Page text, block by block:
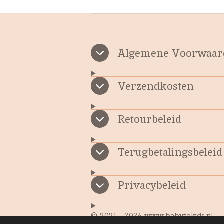
Algemene
Verzendkosten
Retourbeleid
Terugbetalingsbeleid
Privacybeleid
© 2021 - 2026 www.babytokids.nl